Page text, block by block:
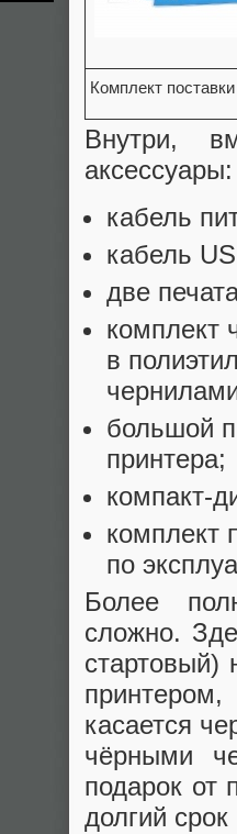
Комплект поставки
Внутри,
аксессуары:
кабель
кабель
две
комплект
в
большой
принтера;
компакт-
комплект
по
Более
сложно.
стартовый)
касается
чёрными
подарок от
долгий